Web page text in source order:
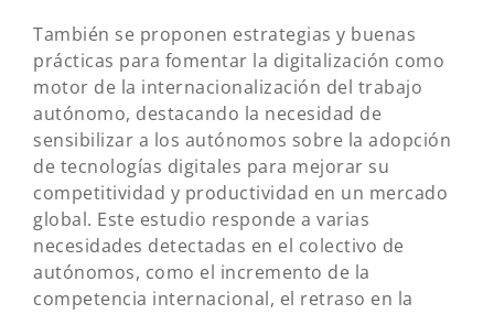
También se proponen estrategias y buenas
prácticas para fomentar la digitalización como
motor de la internacionalización del trabajo
autónomo, destacando la necesidad de
sensibilizar a los autónomos sobre la adopción
de tecnologías digitales para mejorar su
competitividad y productividad en un mercado
global. Este estudio responde a varias
necesidades detectadas en el colectivo de
autónomos, como el incremento de la
competencia internacional, el retraso en la